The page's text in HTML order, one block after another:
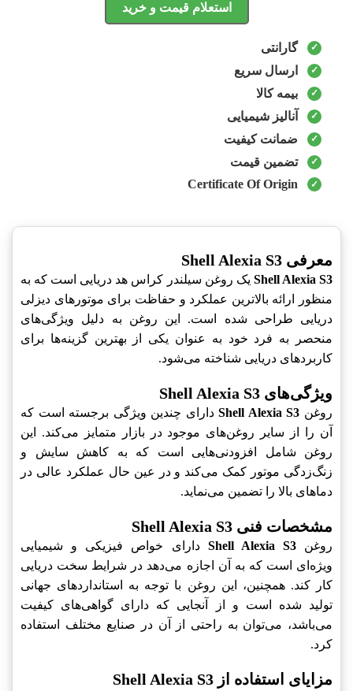
استعلام قیمت و خرید
گارانتی
ارسال سریع
بیمه کالا
آنالیز شیمیایی
ضمانت کیفیت
تضمین قیمت
Certificate Of Origin
معرفی Shell Alexia S3
Shell Alexia S3 یک روغن سیلندر کراس هد دریایی است که به
منظور ارائه بالاترین عملکرد و حفاظت برای موتورهای دیزلی
دریایی طراحی شده است. این روغن به دلیل ویژگی‌های
منحصر به فرد خود به عنوان یکی از بهترین گزینه‌ها برای
کاربردهای دریایی شناخته می‌شود.
ویژگی‌های Shell Alexia S3
روغن Shell Alexia S3دارای چندین ویژگی برجسته است که
آن را از سایر روغن‌های موجود در بازار متمایز می‌کند. این
روغن شامل افزودنی‌هایی است که به کاهش سایش و
زنگ‌زدگی موتور کمک می‌کند و در عین حال عملکرد عالی در
دماهای بالا را تضمین می‌نماید.
مشخصات فنی Shell Alexia S3
روغنShell Alexia S3 دارای خواص فیزیکی و شیمیایی
ویژه‌ای است که به آن اجازه می‌دهد در شرایط سخت دریایی
کار کند. همچنین، این روغن با توجه به استانداردهای جهانی
تولید شده است و از آنجایی که دارای گواهی‌های کیفیت
می‌باشد، می‌توان به راحتی از آن در صنایع مختلف استفاده
کرد.
مزایای استفاده از Shell Alexia S3